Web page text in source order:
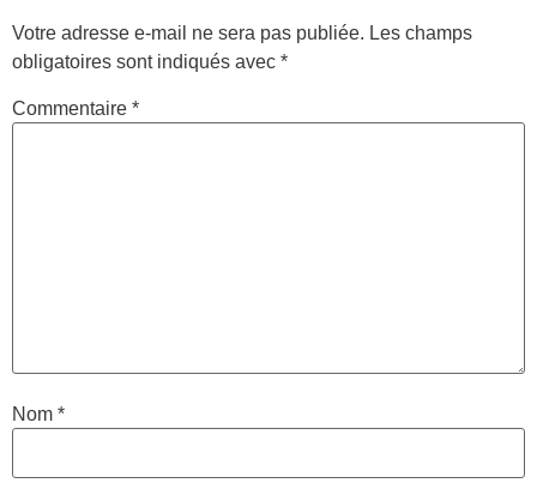
Votre adresse e-mail ne sera pas publiée. Les champs
obligatoires sont indiqués avec *
Commentaire *
Nom *